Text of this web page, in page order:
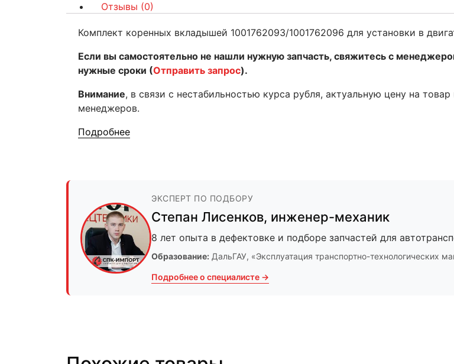
Отзывы (0)
Комплект коренных вкладышей 1001762093/1001762096 для установки в
Если вы самостоятельно не нашли нужную запчасть, свяжитесь с
нужные сроки (Отправить запрос).
Внимание, в связи с нестабильностью курса рубля, актуальную цену на
менеджеров.
Подробнее
ЭКСПЕРТ ПО ПОДБОРУ
Степан Лисенков, инженер-механик
8 лет опыта в дефектовке и подборе запчастей для
Образование: ДальГАУ, «Эксплуатация транспортно-технологических
Подробнее о специалисте →